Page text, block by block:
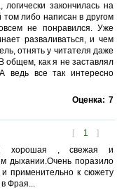
закончилась на
либо написан в другом
не понравился. Уже
разваливаться, и чем
отнять у читателя даже
общем, как я не заставлял
ведь все так интересно
Оценка: 7
[ 1 ]
и хорошая , свежая и
дыхании.Очень поразило
применительно к сюжету
Фрая...